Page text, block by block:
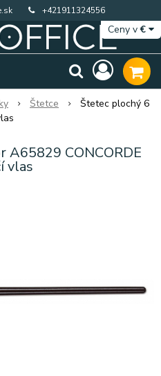
+421911324556
Ceny v€
Štetce
Štetec plochý 6
A65829 CONCORDE
vlas